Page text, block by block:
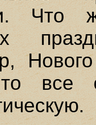
Что
все